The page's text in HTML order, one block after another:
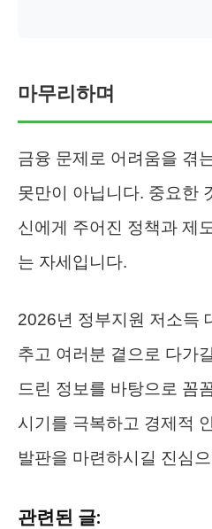
마무리하며
금융 문제로 어려움을 겪
못만이 아닙니다. 중요한
신에게 주어진 정책과 제
는 자세입니다.
2026년 정부지원 저소득
추고 여러분 곁으로 다가
드린 정보를 바탕으로 꼼
시기를 극복하고 경제적
발판을 마련하시길 진심
관련된 글: